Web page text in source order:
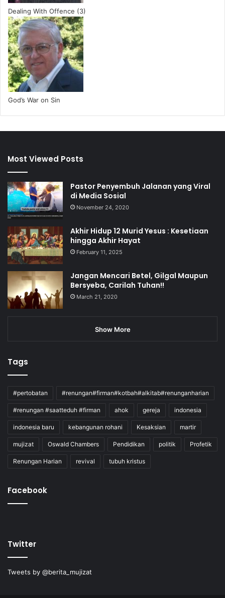
Dealing With Offence (3)
God’s War on Sin
Most Viewed Posts
Pastor Penyembuh Jalanan yang Viral
di Media Sosial
November 24, 2020
Akhir Hidup 12 Murid Yesus : Kesetiaan
hingga Akhir Hayat
February 11, 2025
Jangan Mencari Betel, Gilgal Maupun
Bersyeba, Carilah Tuhan!!
March 21, 2020
Show More
Tags
#pertobatan #renungan#firman#kotbah#alkitab#renunganharian
#renungan #saatteduh #firman ahok gereja indonesia
indonesia baru kebangunan rohani Kesaksian martir
mujizat Oswald Chambers Pendidikan politik Profetik
Renungan Harian revival tubuh kristus
Facebook
Twitter
Tweets by @berita_mujizat